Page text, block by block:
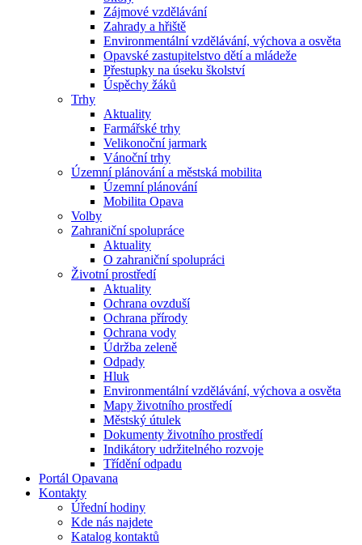
Zájmové vzdělávání
Zahrady a hřiště
Environmentální vzdělávání, výchova a osvěta
Opavské zastupitelstvo dětí a mládeže
Přestupky na úseku školství
Úspěchy žáků
Trhy
Aktuality
Farmářské trhy
Velikonoční jarmark
Vánoční trhy
Územní plánování a městská mobilita
Územní plánování
Mobilita Opava
Volby
Zahraniční spolupráce
Aktuality
O zahraniční spolupráci
Životní prostředí
Aktuality
Ochrana ovzduší
Ochrana přírody
Ochrana vody
Údržba zeleně
Odpady
Hluk
Environmentální vzdělávání, výchova a osvěta
Mapy životního prostředí
Městský útulek
Dokumenty životního prostředí
Indikátory udržitelného rozvoje
Třídění odpadu
Portál Opavana
Kontakty
Úřední hodiny
Kde nás najdete
Katalog kontaktů